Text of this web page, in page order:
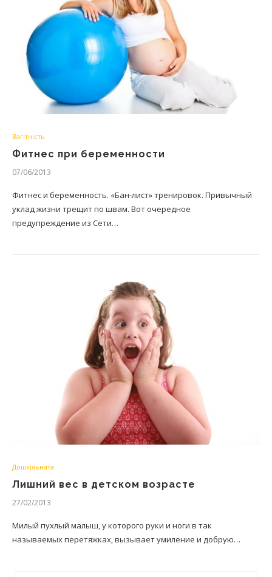
Вагітність
Фитнес при беременности
07/06/2013
Фитнес и беременность. «Бан-лист» тренировок. Привычный
уклад жизни трещит по швам. Вот очередное
предупреждение из Сети…
Дошкільнята
Лишний вес в детском возрасте
27/02/2013
Милый пухлый малыш, у которого руки и ноги в так
называемых перетяжках, вызывает умиление и добрую…